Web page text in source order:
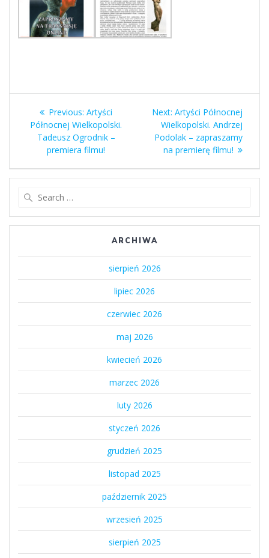
Nawigacja
wpisu
Previous: Previous
post:
Artyści
Północnej Wielkopolski.
Tadeusz Ogrodnik –
premiera filmu!
Next: Next
post:
Artyści Północnej
Wielkopolski. Andrzej
Podolak – zapraszamy
na premierę filmu!
ARCHIWA
sierpień 2026
lipiec 2026
czerwiec 2026
maj 2026
kwiecień 2026
marzec 2026
luty 2026
styczeń 2026
grudzień 2025
listopad 2025
październik 2025
wrzesień 2025
sierpień 2025